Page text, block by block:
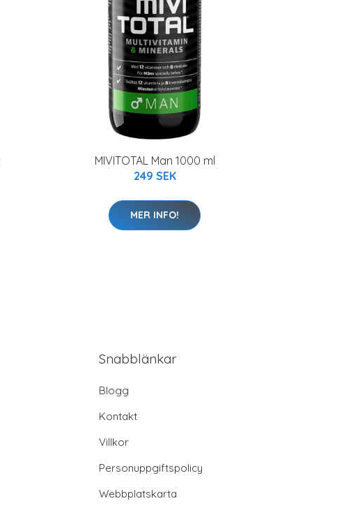
MIVITOTAL Man 1000 ml
249 SEK
MER INFO!
Snabblänkar
Blogg
Kontakt
Villkor
Personuppgiftspolicy
Webbplatskarta